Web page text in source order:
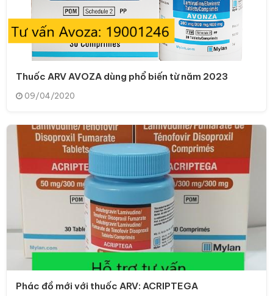
Thuốc ARV AVOZA dùng phổ biến từ năm 2023
09/04/2020
Phác đồ mới với thuốc ARV: ACRIPTEGA